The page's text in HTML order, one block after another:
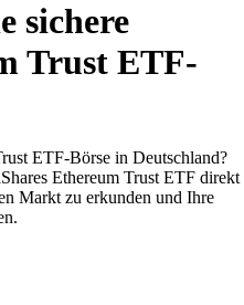
sichere
Trust ETF-
ETF-Börse in Deutschland?
Ethereum Trust ETF direkt
Markt zu erkunden und Ihre